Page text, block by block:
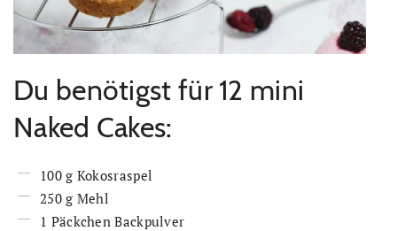
Du benötigst für 12 mini
Naked Cakes:
100 g Kokosraspel
250 g Mehl
1 Päckchen Backpulver